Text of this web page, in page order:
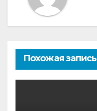
Похожая запись